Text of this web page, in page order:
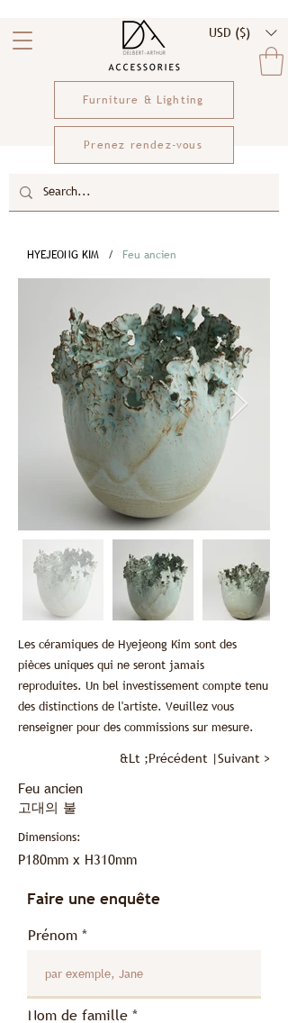
USD ($)
Furniture & Lighting
Prenez rendez-vous
HYEJEONG KIM / Feu ancien
Les céramiques de Hyejeong Kim sont des
pièces uniques qui ne seront jamais
reproduites. Un bel investissement compte tenu
des distinctions de l'artiste. Veuillez vous
renseigner pour des commissions sur mesure.
&Lt ;Précédent |Suivant >
Feu ancien
고대의 불
Dimensions:
P180mm x H310mm
Faire une enquête
Prénom
Nom de famille